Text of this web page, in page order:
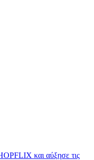
και αύξησε τις